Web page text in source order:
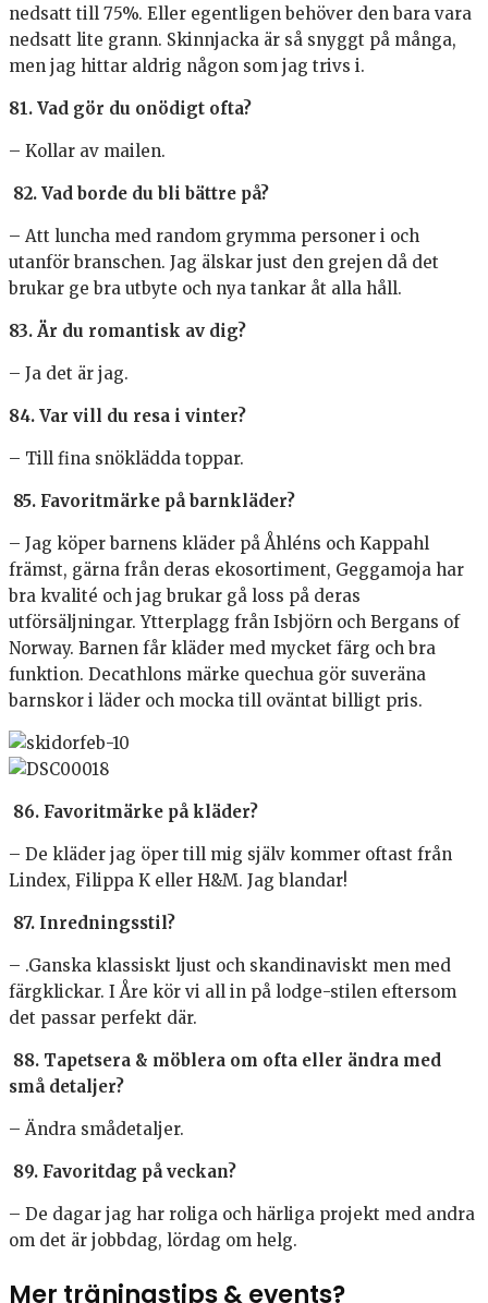
nedsatt till 75%. Eller egentligen behöver den bara vara
nedsatt lite grann. Skinnjacka är så snyggt på många,
men jag hittar aldrig någon som jag trivs i.
81. Vad gör du onödigt ofta?
– Kollar av mailen.
82. Vad borde du bli bättre på?
– Att luncha med random grymma personer i och
utanför branschen. Jag älskar just den grejen då det
brukar ge bra utbyte och nya tankar åt alla håll.
83. Är du romantisk av dig?
– Ja det är jag.
84. Var vill du resa i vinter?
– Till fina snöklädda toppar.
85. Favoritmärke på barnkläder?
– Jag köper barnens kläder på Åhléns och Kappahl
främst, gärna från deras ekosortiment, Geggamoja har
bra kvalité och jag brukar gå loss på deras
utförsäljningar. Ytterplagg från Isbjörn och Bergans of
Norway. Barnen får kläder med mycket färg och bra
funktion. Decathlons märke quechua gör suveräna
barnskor i läder och mocka till oväntat billigt pris.
86. Favoritmärke på kläder?
– De kläder jag öper till mig själv kommer oftast från
Lindex, Filippa K eller H&M. Jag blandar!
87. Inredningsstil?
– .Ganska klassiskt ljust och skandinaviskt men med
färgklickar. I Åre kör vi all in på lodge-stilen eftersom
det passar perfekt där.
88. Tapetsera & möblera om ofta eller ändra med
små detaljer?
– Ändra smådetaljer.
89. Favoritdag på veckan?
– De dagar jag har roliga och härliga projekt med andra
om det är jobbdag, lördag om helg.
Mer träningstips & events?